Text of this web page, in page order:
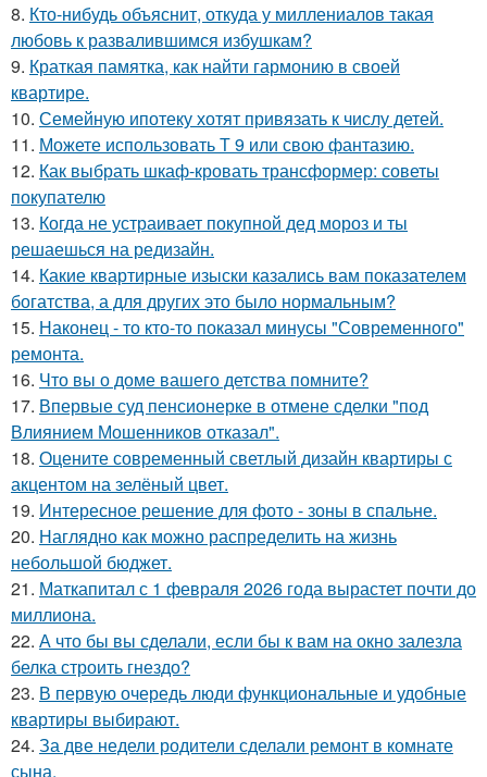
8. Кто-нибудь объяснит, откуда у миллениалов такая
любовь к развалившимся избушкам?
9. Краткая памятка, как найти гармонию в своей
квартире.
10. Семейную ипотеку хотят привязать к числу детей.
11. Можете использовать Т 9 или свою фантазию.
12. Как выбрать шкаф-кровать трансформер: советы
покупателю
13. Когда не устраивает покупной дед мороз и ты
решаешься на редизайн.
14. Какие квартирные изыски казались вам показателем
богатства, а для других это было нормальным?
15. Наконец - то кто-то показал минусы "Современного"
ремонта.
16. Что вы о доме вашего детства помните?
17. Впервые суд пенсионерке в отмене сделки "под
Влиянием Мошенников отказал".
18. Оцените современный светлый дизайн квартиры с
акцентом на зелёный цвет.
19. Интересное решение для фото - зоны в спальне.
20. Наглядно как можно распределить на жизнь
небольшой бюджет.
21. Маткапитал с 1 февраля 2026 года вырастет почти до
миллиона.
22. А что бы вы сделали, если бы к вам на окно залезла
белка строить гнездо?
23. В первую очередь люди функциональные и удобные
квартиры выбирают.
24. За две недели родители сделали ремонт в комнате
сына.